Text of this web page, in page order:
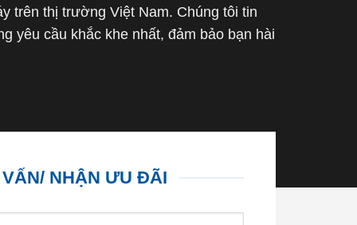
trên thị trường Việt Nam. Chúng tôi tin
yêu cầu khắc khe nhất, đảm bảo bạn hài
NHẬN ƯU ĐÃI